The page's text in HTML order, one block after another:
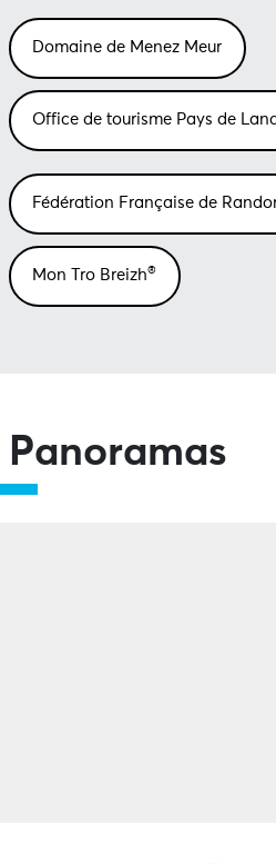
Domaine de Menez Meur
Office de tourisme Pays de
Fédération Française de
Mon Tro Breizh®
Panoramas